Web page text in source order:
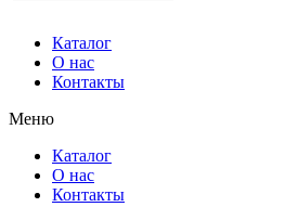
Каталог
О нас
Контакты
Меню
Каталог
О нас
Контакты